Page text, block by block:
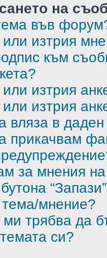
на
във
изтрия
към
изтрия
изтрия
вляза в
прикачвам
за мнения
тема/мнение?
трябва да
си?